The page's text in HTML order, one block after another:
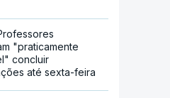
"praticamente
concluir
até sexta-feira